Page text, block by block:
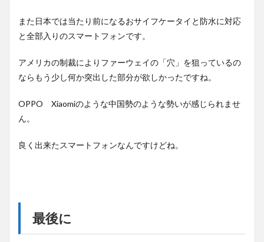
また日本では当たり前になるおサイフケータイと防水に対応
と全部入りのスマートフォンです。
アメリカの制裁によりファーウェイの「穴」を狙っているの
ならもう少し何か突出した部分が欲しかったですね。
OPPO Xiaomiのような中国勢のような勢いが感じられませ
ん。
良く出来たスマートフォンなんですけどね。
最後に